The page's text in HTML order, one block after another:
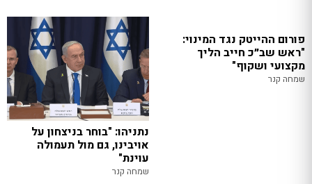
פורום ההייטק נגד המינוי:
"ראש שב״כ חייב הליך
מקצועי ושקוף"
שמחה קנר
נתניהו: "בוחר בניצחון על
אויבינו, גם מול תעמולה
עוינת"
שמחה קנר